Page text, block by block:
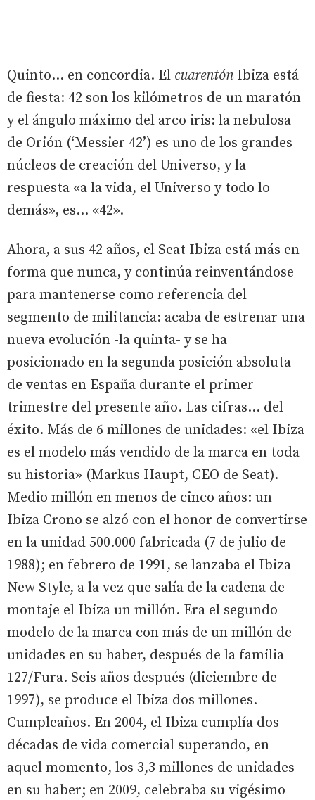
Quinto… en concordia. El cuarentón Ibiza está
de fiesta: 42 son los kilómetros de un maratón
y el ángulo máximo del arco iris: la nebulosa
de Orión (‘Messier 42’) es uno de los grandes
núcleos de creación del Universo, y la
respuesta «a la vida, el Universo y todo lo
demás», es… «42».
Ahora, a sus 42 años, el Seat Ibiza está más en
forma que nunca, y continúa reinventándose
para mantenerse como referencia del
segmento de militancia: acaba de estrenar una
nueva evolución -la quinta- y se ha
posicionado en la segunda posición absoluta
de ventas en España durante el primer
trimestre del presente año. Las cifras… del
éxito. Más de 6 millones de unidades: «el Ibiza
es el modelo más vendido de la marca en toda
su historia» (Markus Haupt, CEO de Seat).
Medio millón en menos de cinco años: un
Ibiza Crono se alzó con el honor de convertirse
en la unidad 500.000 fabricada (7 de julio de
1988); en febrero de 1991, se lanzaba el Ibiza
New Style, a la vez que salía de la cadena de
montaje el Ibiza un millón. Era el segundo
modelo de la marca con más de un millón de
unidades en su haber, después de la familia
127/Fura. Seis años después (diciembre de
1997), se produce el Ibiza dos millones.
Cumpleaños. En 2004, el Ibiza cumplía dos
décadas de vida comercial superando, en
aquel momento, los 3,3 millones de unidades
en su haber; en 2009, celebraba su vigésimo